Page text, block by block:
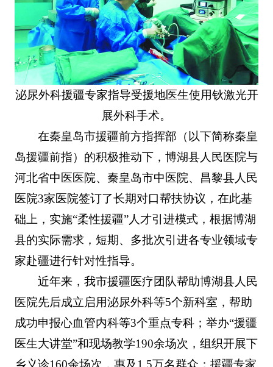
泌尿外科援疆专家指导受援地医生使用钬激光开
展外科手术。
在秦皇岛市援疆前方指挥部（以下简称秦皇
岛援疆前指）的积极推动下，博湖县人民医院与
河北省中医医院、秦皇岛市中医院、昌黎县人民
医院3家医院签订了长期对口帮扶协议，在此基
础上，实施“柔性援疆”人才引进模式，根据博湖
县的实际需求，短期、多批次引进各专业领域专
家赴疆进行针对性指导。
近年来，我市援疆医疗团队帮助博湖县人民
医院先后成立启用泌尿外科等5个新科室，帮助
成功申报心血管内科等3个重点专科；举办“援疆
医生大讲堂”和现场教学190余场次，组织开展下
乡义诊160余场次，惠及1.5万名群众；援疆专家